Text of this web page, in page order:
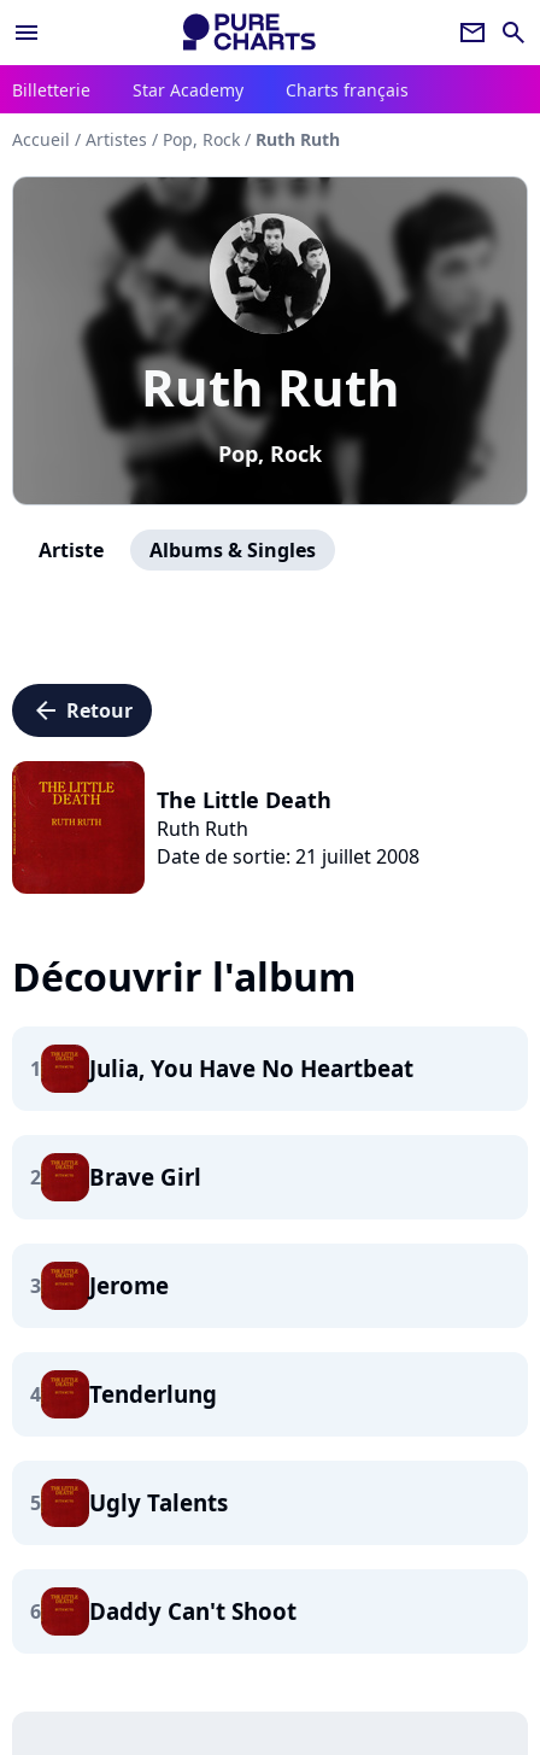
menu newsletter search
Billetterie Star Academy Charts français
Accueil / Artistes / Pop, Rock / Ruth Ruth
Ruth Ruth
Pop, Rock
Artiste Albums & Singles
arrow_left Retour
The Little Death
Ruth Ruth
Date de sortie: 21 juillet 2008
Découvrir l'album
1 Julia, You Have No Heartbeat
2 Brave Girl
3 Jerome
4 Tenderlung
5 Ugly Talents
6 Daddy Can't Shoot